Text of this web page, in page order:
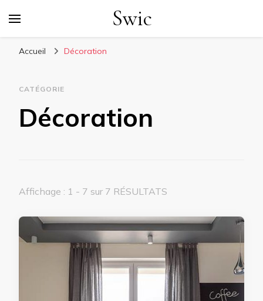
Swic
Accueil Décoration
CATÉGORIE
Décoration
Affichage : 1 - 7 sur 7 RÉSULTATS